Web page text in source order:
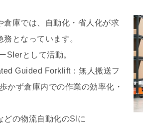
庫では、自動化・省人化が求
となっています。
SIerとして活動。
Guided Forklift：無人搬送フ
かず倉庫内での作業の効率化・
どの物流自動化のSIに